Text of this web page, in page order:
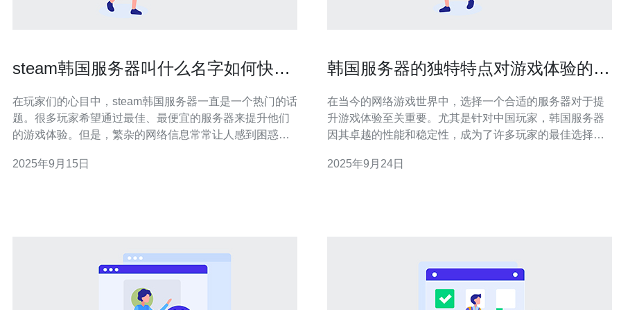
steam韩国服务器叫什么名字如何快速
在玩家们的心目中，steam韩国服务器一直是一个热门的话
题。很多玩家希望通过最佳、最便宜的服务器来提升他们
的游戏体验。但是，繁杂的网络信息常常让人感到困惑。
到这些服务器呢？本文将为你详尽解答这些问题，助你轻
2025年9月15日
韩国服务器的独特特点对游戏体验的影
在当今的网络游戏世界中，选择一个合适的服务器对于提
升游戏体验至关重要。尤其是针对中国玩家，韩国服务器
因其卓越的性能和稳定性，成为了许多玩家的最佳选择。
便宜的方案。本文将为您详细介绍韩国服务器的独特特
2025年9月24日